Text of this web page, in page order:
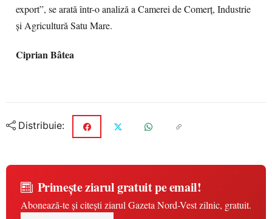
export”, se arată într-o analiză a Camerei de Comerţ, Industrie
şi Agricultură Satu Mare.
Ciprian Bâtea
Distribuie:
Primește ziarul gratuit pe email!
Abonează-te și citești ziarul Gazeta Nord-Vest zilnic, gratuit.